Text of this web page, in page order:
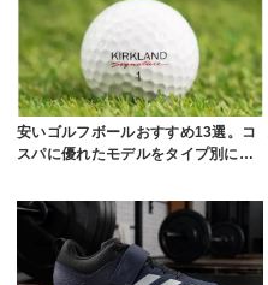
安いゴルフボールおすすめ13選。コ
スパに優れたモデルをタイプ別に…